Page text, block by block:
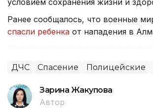
условием сохранения жизни и
Ранее сообщалось, что военные
спасли ребенка от нападения в
ДЧС Спасение Полицейские
Зарина Жакупова
Автор